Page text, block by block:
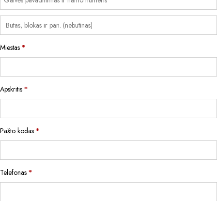
Miestas *
Apskritis *
Pašto kodas *
Telefonas *